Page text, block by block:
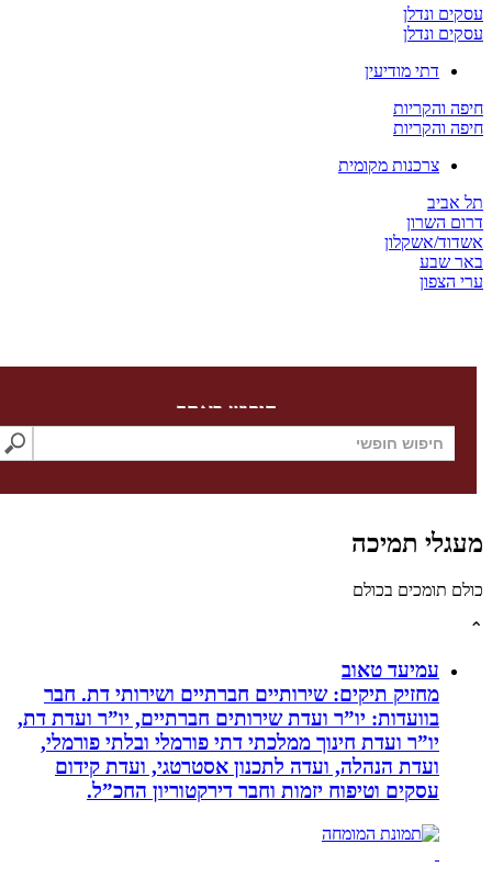
ונדלן
ונדלן
דתי מודיעין
צרכנות מקומית
אשקלון
חיפוש באתר
תמיכה
בכולם
עמיעד טאוב
מחזיק תיקים: שירותיים חברתיים ושירותי דת. חבר
בוועדות: יו”ר ועדת שירותים חברתיים, יו”ר ועדת דת,
יו”ר ועדת חינוך ממלכתי דתי פורמלי ובלתי פורמלי,
ועדת הנהלה, ועדה לתכנון אסטרטגי, ועדת קידום
עסקים וטיפוח יזמות וחבר דירקטוריון החכ”ל.